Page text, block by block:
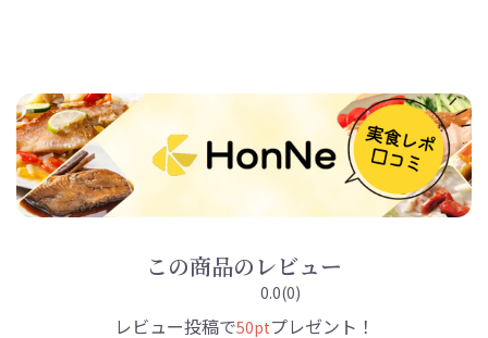
この商品のレビュー
0.0(0)
レビュー投稿で50ptプレゼント！